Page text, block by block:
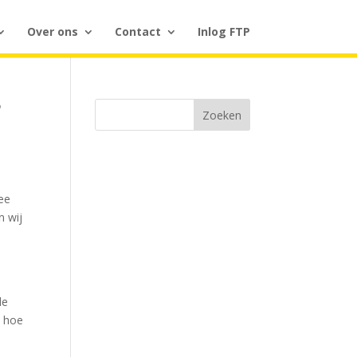
Over ons Contact Inlog FTP
wij
hoe
Zoeken